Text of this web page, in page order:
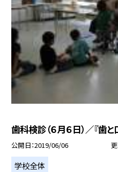
歯科検診（６月６日）／『歯
公開日 2019/06/06
学校全体